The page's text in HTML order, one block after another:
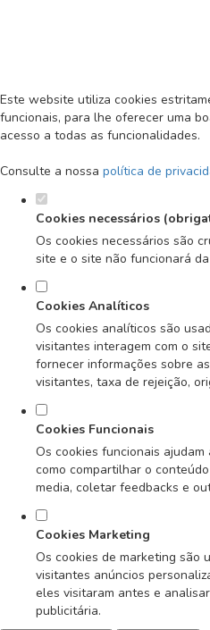
Este website utiliza cookies
funcionais, para lhe oferecer uma
acesso a todas as funcionalidades.
Consulte a nossa política de
Cookies necessários
Os cookies necessários são
site e o site não funcionará
Cookies Analíticos
Os cookies analíticos são
visitantes interagem com o
fornecer informações sobre
visitantes, taxa de rejeição,
Cookies Funcionais
Os cookies funcionais
como compartilhar o
media, coletar feedbacks e
Cookies Marketing
Os cookies de marketing são
visitantes anúncios
eles visitaram antes e
publicitária.